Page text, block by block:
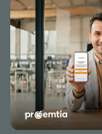
Sağlam Kart
Araç Finansmanı
Konut Finansmanı
Yatırım Fonları